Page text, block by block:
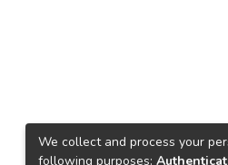
We collect and process your
following purposes: